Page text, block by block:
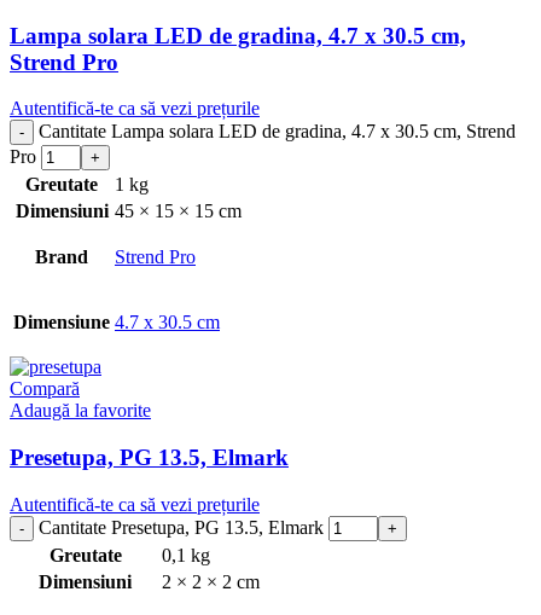
Lampa solara LED de gradina, 4.7 x 30.5 cm,
Strend Pro
Autentifică-te ca să vezi prețurile
Cantitate Lampa solara LED de gradina, 4.7 x 30.5 cm, Strend
Pro
Greutate
1 kg
Dimensiuni 45 × 15 × 15 cm
Brand Strend Pro
Dimensiune 4.7 x 30.5 cm
Compară
Adaugă la favorite
Presetupa, PG 13.5, Elmark
Autentifică-te ca să vezi prețurile
Cantitate Presetupa, PG 13.5, Elmark
Greutate
0,1 kg
Dimensiuni
2 × 2 × 2 cm